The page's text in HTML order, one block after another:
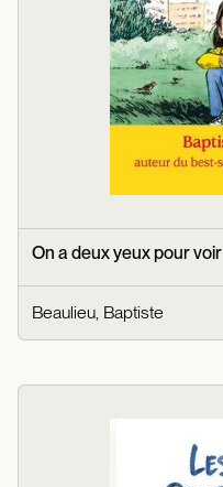
On a deux yeux pour voir
Beaulieu, Baptiste